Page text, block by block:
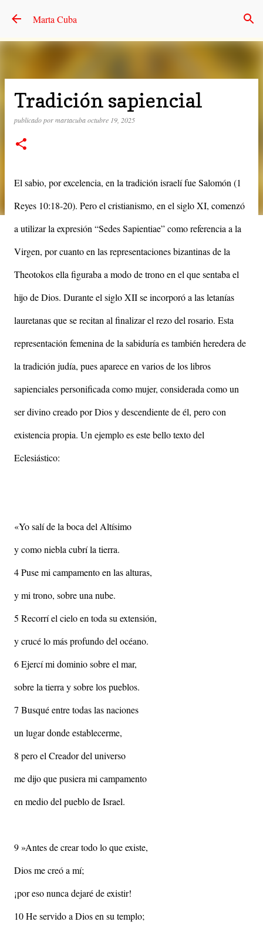
Marta Cuba
Tradición sapiencial
publicado pormartacubaoctubre 19, 2025
El sabio, por excelencia, en la tradición israelí fue Salomón (1
Reyes 10:18-20). Pero el cristianismo, en el siglo XI, comenzó
a utilizar la expresión “Sedes Sapientiae” como referencia a la
Virgen, por cuanto en las representaciones bizantinas de la
Theotokos ella figuraba a modo de trono en el que sentaba el
hijo de Dios. Durante el siglo XII se incorporó a las letanías
lauretanas que se recitan al finalizar el rezo del rosario. Esta
representación femenina de la sabiduría es también heredera de
la tradición judía, pues aparece en varios de los libros
sapienciales personificada como mujer, considerada como un
ser divino creado por Dios y descendiente de él, pero con
existencia propia. Un ejemplo es este bello texto del
Eclesiástico:
«Yo salí de la boca del Altísimo
y como niebla cubrí la tierra.
4 Puse mi campamento en las alturas,
y mi trono, sobre una nube.
5 Recorrí el cielo en toda su extensión,
y crucé lo más profundo del océano.
6 Ejercí mi dominio sobre el mar,
sobre la tierra y sobre los pueblos.
7 Busqué entre todas las naciones
un lugar donde establecerme,
8 pero el Creador del universo
me dijo que pusiera mi campamento
en medio del pueblo de Israel.
9 »Antes de crear todo lo que existe,
Dios me creó a mí;
¡por eso nunca dejaré de existir!
10 He servido a Dios en su templo;